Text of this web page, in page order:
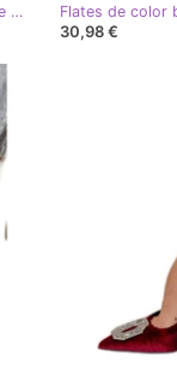
Sandalias para mujeres con una franja de brocade rojo
30,98 €